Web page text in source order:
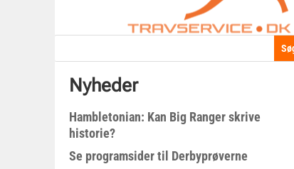
Nyheder
Hambletonian: Kan Big Ranger skrive
historie?
Se programsider til Derbyprøverne